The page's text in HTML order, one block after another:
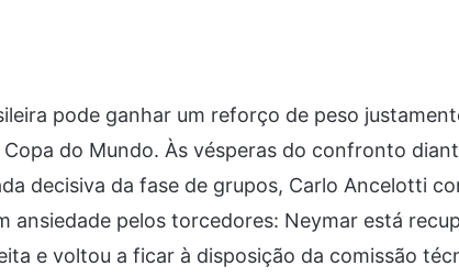
pode ganhar um reforço de peso
do Mundo. Às vésperas do confronto
decisiva da fase de grupos, Carlo Ancelotti
ansiedade pelos torcedores: Neymar está
e voltou a ficar à disposição da comissão